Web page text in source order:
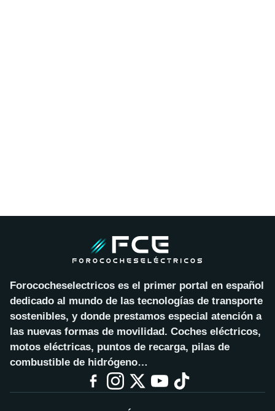
Forococheselectricos es el primer portal en español
dedicado al mundo de las tecnologías de transporte
sostenibles, y donde prestamos especial atención a
las nuevas formas de movilidad. Coches eléctricos,
motos eléctricas, puntos de recarga, pilas de
combustible de hidrógeno…